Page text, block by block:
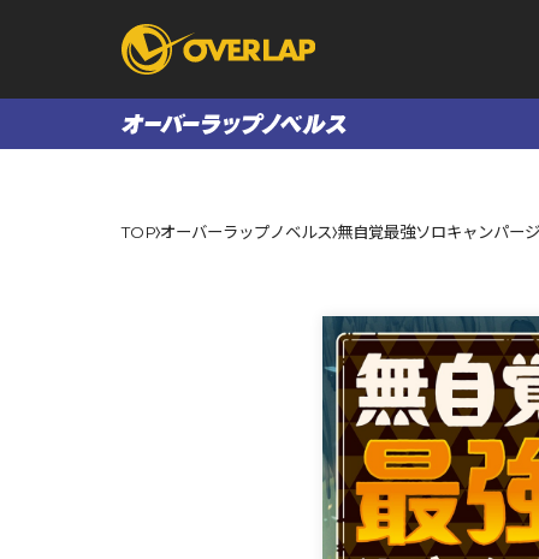
コミック ライトノベ
ロサージュノベルス
オーバーラップ文庫 オーバ
コミッククリエ
TOP オーバーラップノベルス 無自覚最強ソロキャンパー